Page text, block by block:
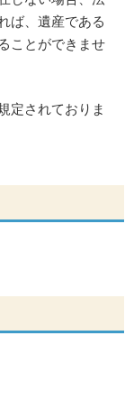
ば、遺産である
ことができませ
定されておりま